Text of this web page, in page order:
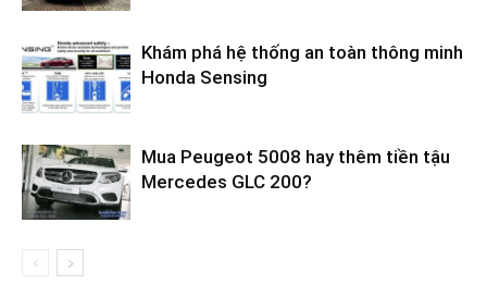
Khám phá hệ thống an toàn thông minh
Honda Sensing
Mua Peugeot 5008 hay thêm tiền tậu
Mercedes GLC 200?